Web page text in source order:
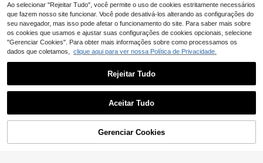
ADICIONAR AO CARRINHO
Ao selecionar "Rejeitar Tudo", você permite o uso de cookies estritamente necessários
que fazem nosso site funcionar. Você pode desativá-los alterando as configurações do
seu navegador, mas isso pode afetar o funcionamento do site. Para saber mais sobre
os cookies que usamos e ajustar suas configurações de cookies opcionais, selecione
"Gerenciar Cookies". Para obter mais informações sobre como processamos os
dados que coletamos, clique aqui para ver nossa Política de Privacidade.
Rejeitar Tudo
Aceitar Tudo
Gerenciar Cookies